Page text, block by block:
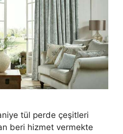
tül perde çeşitleri
beri hizmet vermekte